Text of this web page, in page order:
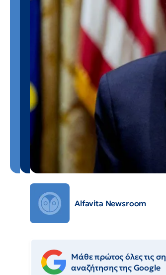
Alfavita Newsroom
Μάθε πρώτος όλες τις
αναζήτησης της Google